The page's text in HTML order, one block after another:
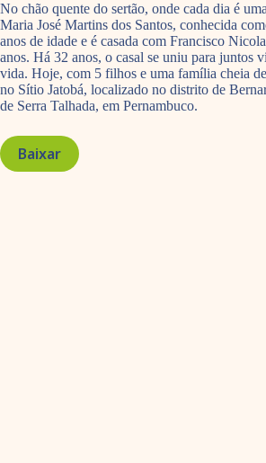
No chão quente do sertão, onde cada dia é
Maria José Martins dos Santos, conhecida
anos de idade e é casada com Francisco
anos. Há 32 anos, o casal se uniu para juntos
vida. Hoje, com 5 filhos e uma família cheia
no Sítio Jatobá, localizado no distrito de
de Serra Talhada, em Pernambuco.
Baixar